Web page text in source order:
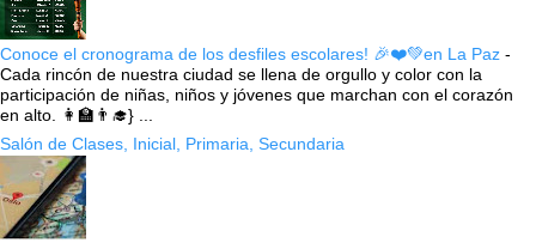
Conoce el cronograma de los desfiles escolares! 🎉❤️💚en La Paz -
Cada rincón de nuestra ciudad se llena de orgullo y color con la
participación de niñas, niños y jóvenes que marchan con el corazón
en alto. 👩‍🏫👨‍🎓} ...
Salón de Clases, Inicial, Primaria, Secundaria